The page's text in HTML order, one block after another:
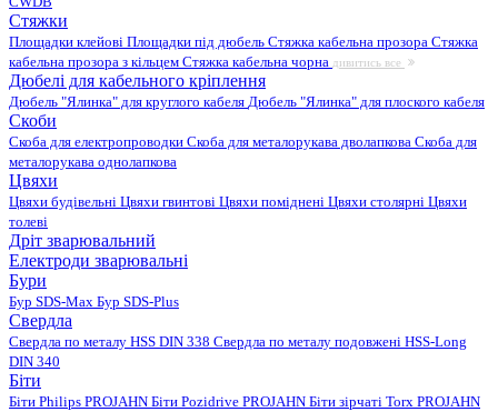
Стяжки
Площадки клейові Площадки під дюбель Стяжка кабельна прозора Стяжка
кабельна прозора з кільцем Стяжка кабельна чорна дивитись все
Дюбелі для кабельного кріплення
Дюбель "Ялинка" для круглого кабеля Дюбель "Ялинка" для плоского кабеля
Скоби
Скоба для електропроводки Скоба для металорукава дволапкова Скоба для
металорукава однолапкова
Цвяхи
Цвяхи будівельні Цвяхи гвинтові Цвяхи поміднені Цвяхи столярні Цвяхи
толеві
Дріт зварювальний
Електроди зварювальні
Бури
Бур SDS-Max Бур SDS-Plus
Свердла
Свердла по металу HSS DIN 338 Свердла по металу подовжені HSS-Long
DIN 340
Біти
Біти Philips PROJAHN Біти Pozidrive PROJAHN Біти зірчаті Torx PROJAHN